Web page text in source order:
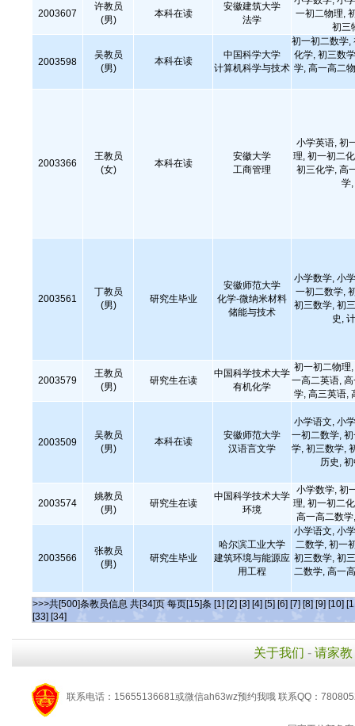
2003607
许教员
(男)
本科在读
安徽建筑大学
法学
一初二物理,
初三
2003598
吴教员
(男)
本科在读
中国科学大学
计算机科学与技术
初一初二数学,
化学, 初三数
学, 高一高二
2003366
王教员
(女)
本科在读
安徽大学
工商管理
小学英语, 初
理, 初一初二
初三化学, 高
学
2003561
丁教员
(男)
研究生毕业
安徽师范大学
化学-微纳米材料
储能与技术
小学数学, 小
一初二数学,
初三数学, 初
史,
2003579
王教员
(男)
研究生在读
中国科学技术大学
有机化学
初一初二物理
一高二英语,
学, 高三英语,
2003509
吴教员
(男)
本科在读
安徽师范大学
汉语言文学
小学语文, 小
一初二数学,
学, 初三数学,
历史,
2003574
姚教员
(男)
研究生在读
中国科学技术大学
环境
小学数学, 初
理, 初一初二
高一高二数
2003566
张教员
(男)
研究生毕业
哈尔滨工业大学
建筑环境与能源应
用工程
小学语文, 小
二数学, 初一
初三数学, 初
二数学, 高一
>>>共[500]条教员信息 共[34]页 每页[15]条 [1] [2] [3] [4] [5] [6] [7] [8] [9] [10]
[33] [34]
关于我们 - 请家教
联系电话：15655136681或微信ah63wz预约我哦 联系QQ：